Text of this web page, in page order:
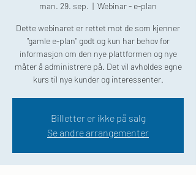
man. 29. sep.
  |
Webinar - e-plan
Dette webinaret er rettet mot de som kjenner
"gamle e-plan" godt og kun har behov for
informasjon om den nye plattformen og nye
måter å administrere på. Det vil avholdes egne
kurs til nye kunder og interessenter.
Billetter er ikke på salg
Se andre arrangementer